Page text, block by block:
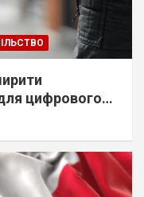
цифрового